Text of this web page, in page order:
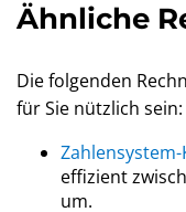
Ähnliche
Die folgenden
für Sie nützlich sein:
effizient
um.